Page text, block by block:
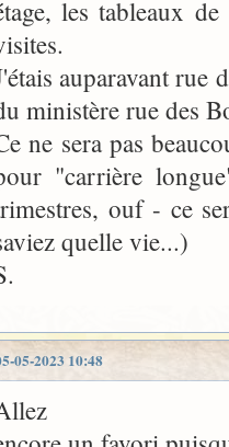
les tableaux
auparavant rue
ministère rue des
ne sera pas
"carrière
ouf - ce
quelle vie...)
05-2023 10:48